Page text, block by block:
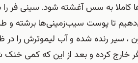
تا پوست سیب‌زمینی‌ها
، سیر رنده شده و آب لیموترش را
خارج کرده و بعد از این که کمی